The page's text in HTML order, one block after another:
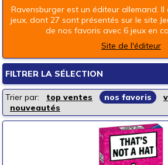
Ravensburger est un éditeur allemand.
jeux, dont 27 sont présentés sur le site
de nos favoris avec 6 jeux en
Site de l'éditeur
FILTRER LA SÉLECTION
Trier par: top ventes nos favoris
nouveautés
Les rayons de la boutique
Jeux de société